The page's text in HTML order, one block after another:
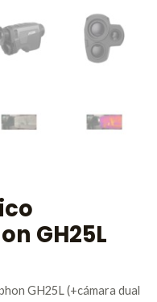
GH25L
GH25L (+cámara dual